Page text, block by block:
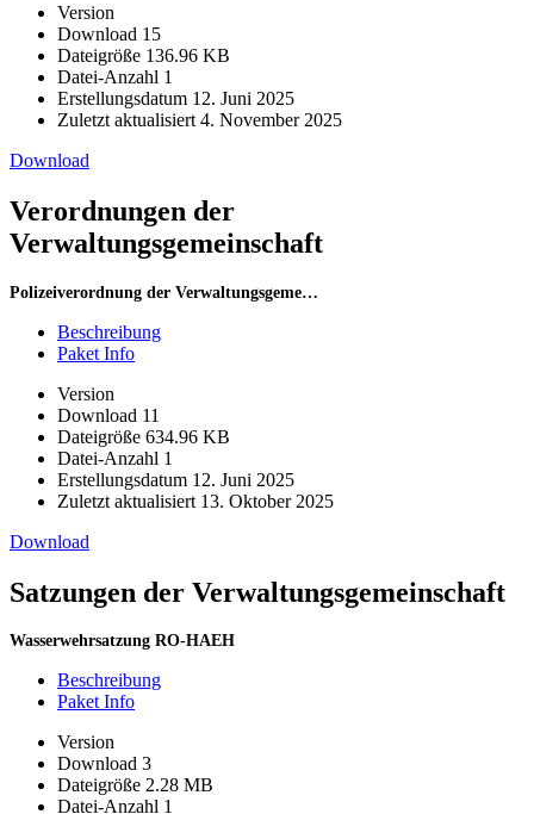
Version
Download 15
Dateigröße 136.96 KB
Datei-Anzahl 1
Erstellungsdatum 12. Juni 2025
Zuletzt aktualisiert 4. November 2025
Download
Verordnungen der
Verwaltungsgemeinschaft
Polizeiverordnung der Verwaltungsgemeinschaft
Beschreibung
Paket Info
Version
Download 11
Dateigröße 634.96 KB
Datei-Anzahl 1
Erstellungsdatum 12. Juni 2025
Zuletzt aktualisiert 13. Oktober 2025
Download
Satzungen der Verwaltungsgemeinschaft
Wasserwehrsatzung RO-HAEH
Beschreibung
Paket Info
Version
Download 3
Dateigröße 2.28 MB
Datei-Anzahl 1